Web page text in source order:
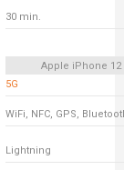
30 min.
Apple iPhone
5G
WiFi, NFC, GPS,
Lightning